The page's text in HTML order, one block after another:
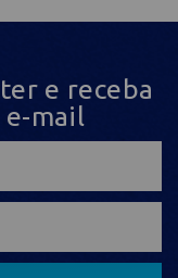
e receba
e-mail